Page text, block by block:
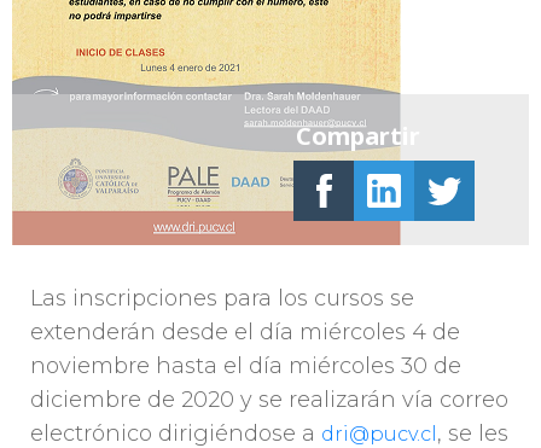
Las inscripciones para los cursos se
extenderán desde el día miércoles 4 de
noviembre hasta el día miércoles 30 de
diciembre de 2020 y se realizarán vía correo
electrónico dirigiéndose a dri@pucv.cl , se les
Compartir